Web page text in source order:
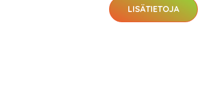
LISÄTIETOJA